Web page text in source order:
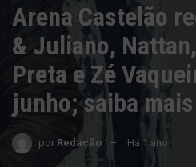
Arena Castelão
& Juliano,
Preta e Zé
junho; saiba mais
por Redação Há 1 ano